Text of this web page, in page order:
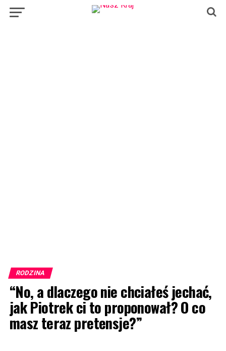
RODZINA
“No, a dlaczego nie chciałeś jechać,
jak Piotrek ci to proponował? O co
masz teraz pretensje?”